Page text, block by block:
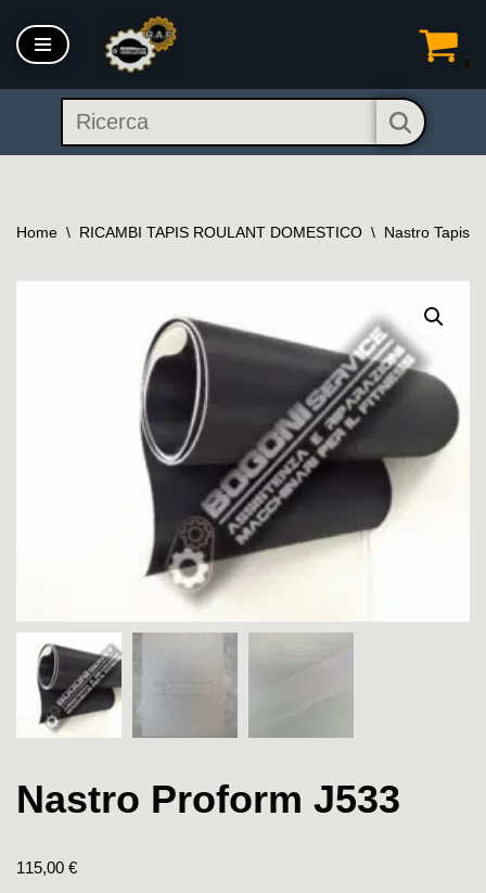
Vai
contenuto
Home \ RICAMBI TAPIS ROULANT DOMESTICO \ Nastro Tapis
Nastro Proform J533
115,00 €